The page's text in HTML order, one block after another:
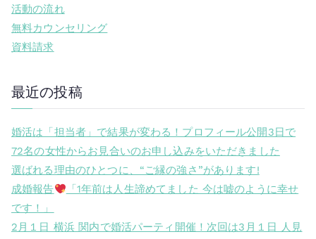
活動の流れ
無料カウンセリング
資料請求
最近の投稿
婚活は「担当者」で結果が変わる！プロフィール公開3日で
72名の女性からお見合いのお申し込みをいただきました
選ばれる理由のひとつに、“ご縁の強さ”があります!
成婚報告
「1年前は人生諦めてました 今は嘘のように幸せ
です！」
2月１日 横浜 関内で婚活パーティ開催！次回は3月１日 人見